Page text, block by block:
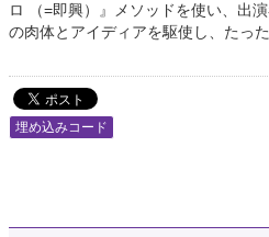
ロ （=即興）』メソッドを使い、出
の肉体とアイディアを駆使し、たっ
埋め込みコード